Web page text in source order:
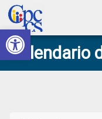
Abrir barra de
Skip
to
primary
navigation
Skip
to
main
content
Skip
to
primary
sidebar
Skip
to
footer
Consejo
de
Construyendo
Poder
Ciudadano
Calendario